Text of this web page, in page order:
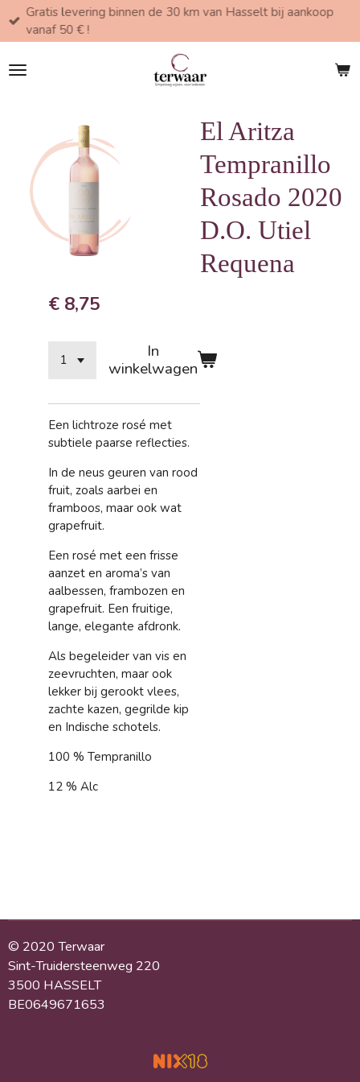
Ga
direct
de
Gratis levering binnen de 30 km van Hasselt bij aankoop
vanaf 50 € !
El Aritza
Tempranillo
Rosado 2020
D.O. Utiel
Requena
€ 8,75
In
winkelwagen
Een lichtroze rosé met
subtiele paarse reflecties.
In de neus geuren van rood
fruit, zoals aarbei en
framboos, maar ook wat
grapefruit.
Een rosé met een frisse
aanzet en aroma’s van
aalbessen, frambozen en
grapefruit. Een fruitige,
lange, elegante afdronk.
Als begeleider van vis en
zeevruchten, maar ook
lekker bij gerookt vlees,
zachte kazen, gegrilde kip
en Indische schotels.
100 % Tempranillo
12 % Alc
© 2020 Terwaar
Sint-Truidersteenweg 220
3500 HASSELT
BE0649671653